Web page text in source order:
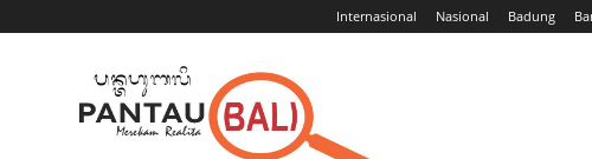
Internasional Nasional Badung
Pantau
Bali